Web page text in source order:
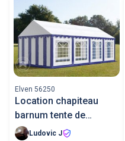
Elven 56250
Location chapiteau
barnum tente de
réception 8x4
Ludovic J